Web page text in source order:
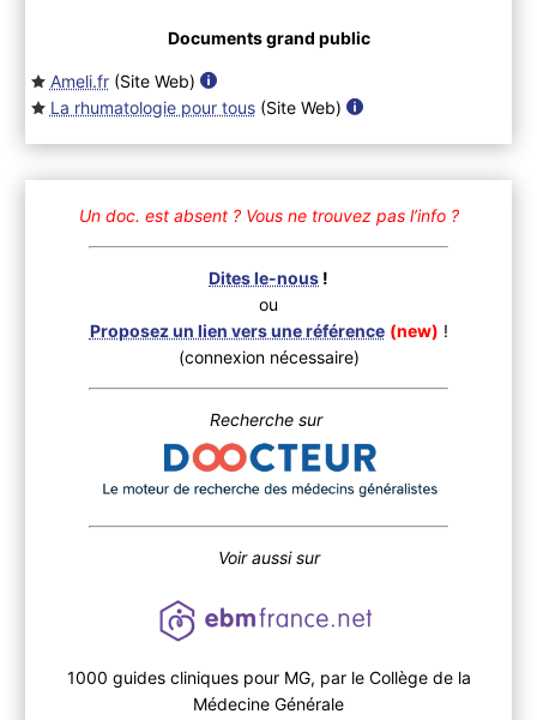
Documents grand public
Ameli.fr(Site Web)
La rhumatologie pour tous(Site Web)
Un doc. est absent ? Vous ne trouvez pas l’info ?
Dites le-nous !
ou
Proposez un lien vers une référence (new) !
(connexion nécessaire)
Recherche sur
Voir aussi sur
1000 guides cliniques pour MG, par le Collège de la
Médecine Générale